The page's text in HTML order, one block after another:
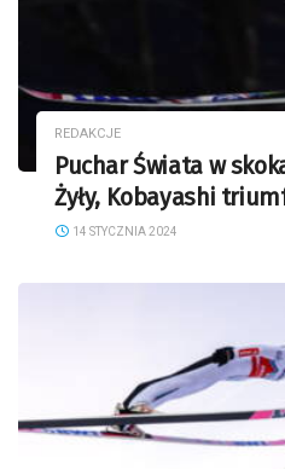
REDAKCJE
Puchar Świata w
Żyły, Kobayashi
14 STYCZNIA 2024